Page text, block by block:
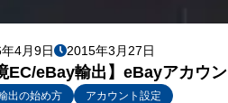
4月9日 2015年3月27日
EC/eBay輸出】eBayアカウ
出の始め方
アカウント設定